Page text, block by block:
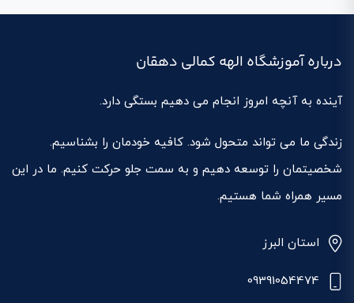
درباره آموزشگاه الهه کمالی دهقان
آینده به آنچه امروز انجام می دهیم بستگی دارد.
زندگی ما می تواند متحول شود. کافیه خودمان را بشناسیم.
شخصیتمان را توسعه دهیم و به سمت جلو حرکت کنیم. ما در این
مسیر همراه شما هستیم.
استان البرز
09391054474